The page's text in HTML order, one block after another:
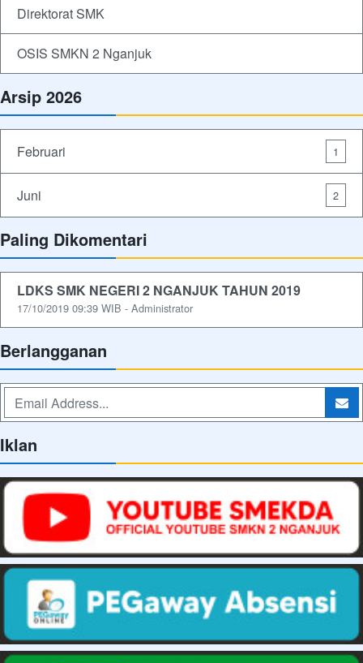
Direktorat SMK
OSIS SMKN 2 Nganjuk
Arsip 2026
Februari 1
Juni 2
Paling Dikomentari
LDKS SMK NEGERI 2 NGANJUK TAHUN 2019
17/10/2019 09:39 WIB - Administrator
Berlangganan
Iklan